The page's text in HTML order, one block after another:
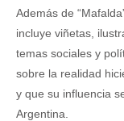
Además de
incluye viñetas,
temas sociales y
sobre la realidad
y que su influencia
Argentina.